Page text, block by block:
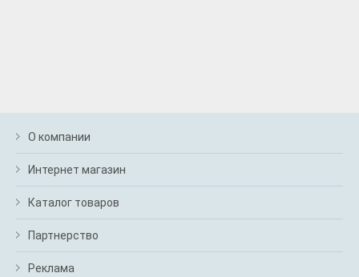
О компании
Интернет магазин
Каталог товаров
Партнерство
Реклама